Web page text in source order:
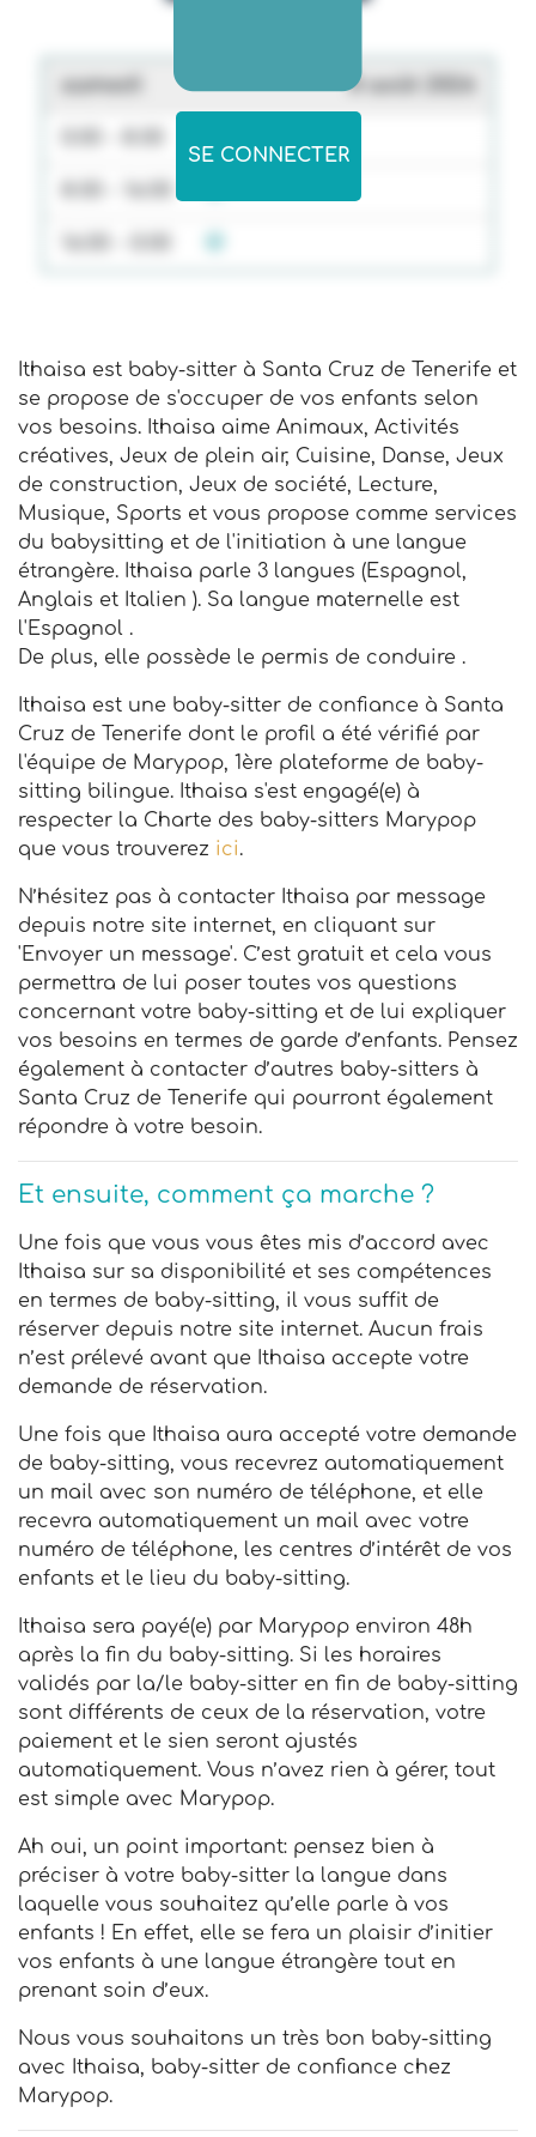
samedi 8 août 2026
SE CONNECTER
Ithaisa est baby-sitter à Santa Cruz de Tenerife et
se propose de s'occuper de vos enfants selon
vos besoins. Ithaisa aime Animaux, Activités
créatives, Jeux de plein air, Cuisine, Danse, Jeux
de construction, Jeux de société, Lecture,
Musique, Sports et vous propose comme services
du babysitting et de l'initiation à une langue
étrangère. Ithaisa parle 3 langues (Espagnol,
Anglais et Italien ). Sa langue maternelle est
l'Espagnol .
De plus, elle possède le permis de conduire .
Ithaisa est une baby-sitter de confiance à Santa
Cruz de Tenerife dont le profil a été vérifié par
l'équipe de Marypop, 1ère plateforme de baby-
sitting bilingue. Ithaisa s'est engagé(e) à
respecter la Charte des baby-sitters Marypop
que vous trouverez ici.
N’hésitez pas à contacter Ithaisa par message
depuis notre site internet, en cliquant sur
'Envoyer un message'. C’est gratuit et cela vous
permettra de lui poser toutes vos questions
concernant votre baby-sitting et de lui expliquer
vos besoins en termes de garde d’enfants. Pensez
également à contacter d’autres baby-sitters à
Santa Cruz de Tenerife qui pourront également
répondre à votre besoin.
Et ensuite, comment ça marche ?
Une fois que vous vous êtes mis d’accord avec
Ithaisa sur sa disponibilité et ses compétences
en termes de baby-sitting, il vous suffit de
réserver depuis notre site internet. Aucun frais
n’est prélevé avant que Ithaisa accepte votre
demande de réservation.
Une fois que Ithaisa aura accepté votre demande
de baby-sitting, vous recevrez automatiquement
un mail avec son numéro de téléphone, et elle
recevra automatiquement un mail avec votre
numéro de téléphone, les centres d’intérêt de vos
enfants et le lieu du baby-sitting.
Ithaisa sera payé(e) par Marypop environ 48h
après la fin du baby-sitting. Si les horaires
validés par la/le baby-sitter en fin de baby-sitting
sont différents de ceux de la réservation, votre
paiement et le sien seront ajustés
automatiquement. Vous n’avez rien à gérer, tout
est simple avec Marypop.
Ah oui, un point important: pensez bien à
préciser à votre baby-sitter la langue dans
laquelle vous souhaitez qu’elle parle à vos
enfants ! En effet, elle se fera un plaisir d’initier
vos enfants à une langue étrangère tout en
prenant soin d’eux.
Nous vous souhaitons un très bon baby-sitting
avec Ithaisa, baby-sitter de confiance chez
Marypop.